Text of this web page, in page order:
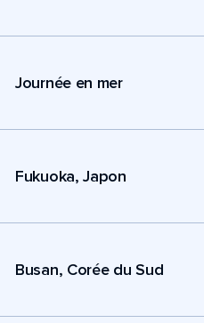
Journée en mer
Fukuoka, Japon
Busan, Corée du Sud